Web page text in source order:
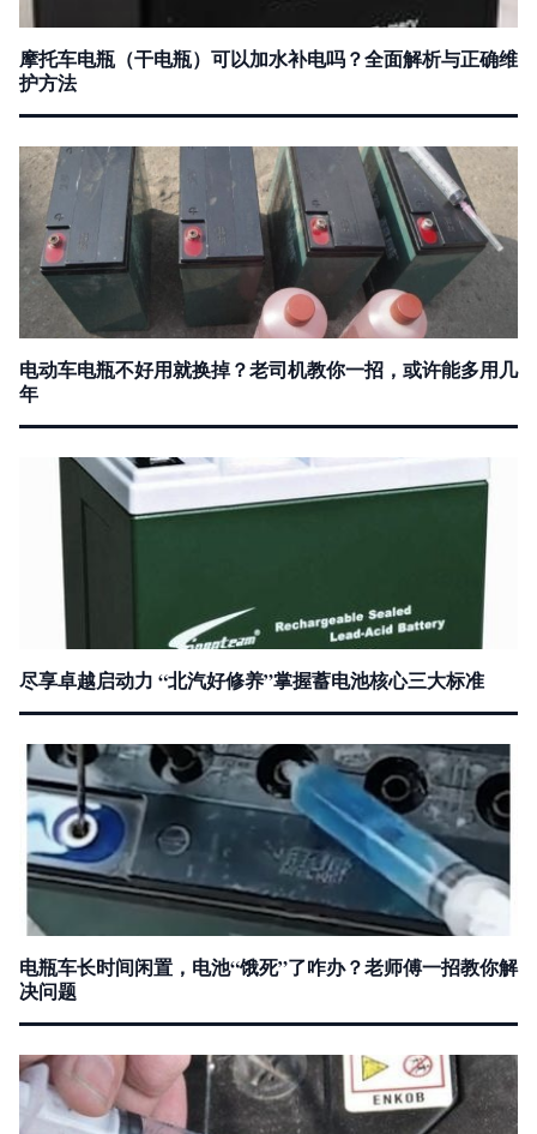
摩托车电瓶（干电瓶）可以加水补电吗？全面解析与正确维
护方法
电动车电瓶不好用就换掉？老司机教你一招，或许能多用几
年
尽享卓越启动力 “北汽好修养”掌握蓄电池核心三大标准
电瓶车长时间闲置，电池“饿死”了咋办？老师傅一招教你解
决问题